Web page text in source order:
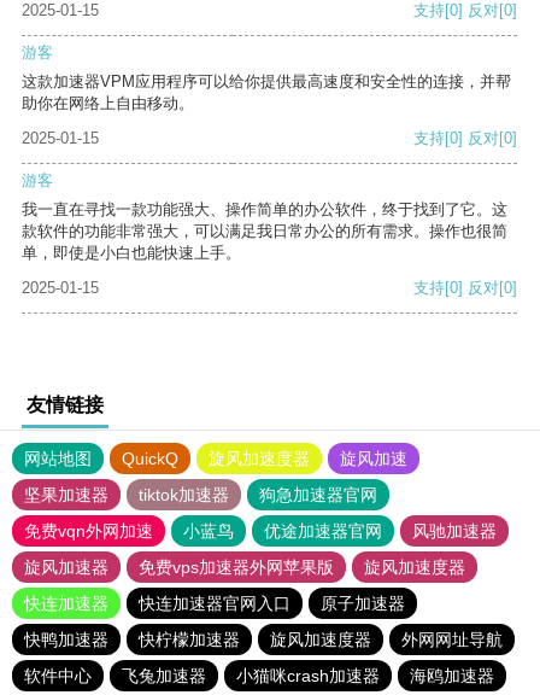
2025-01-15 支持[0] 反对[0]
游客
这款加速器VPM应用程序可以给你提供最高速度和安全性的连接，并帮
助你在网络上自由移动。
2025-01-15
支持[0] 反对[0]
游客
我一直在寻找一款功能强大、操作简单的办公软件，终于找到了它。这
款软件的功能非常强大，可以满足我日常办公的所有需求。操作也很简
单，即使是小白也能快速上手。
2025-01-15
支持[0] 反对[0]
友情链接
网站地图 QuickQ 旋风加速度器
旋风加速
坚果加速器
tiktok加速器
狗急加速器官网
免费vqn外网加速
小蓝鸟 优途加速器官网
风驰加速器
旋风加速器
免费vps加速器外网苹果版
旋风加速度器
快连加速器
快连加速器官网入口
原子加速器
快鸭加速器
快柠檬加速器 旋风加速度器
外网网址导航
软件中心
飞兔加速器 小猫咪crash加速器 海鸥加速器